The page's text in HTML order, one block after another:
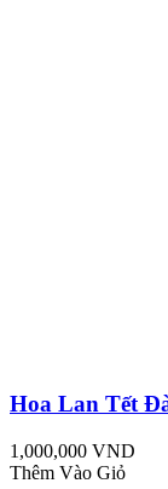
Hoa Lan Tết
1,000,000 VND
Thêm Vào Giỏ